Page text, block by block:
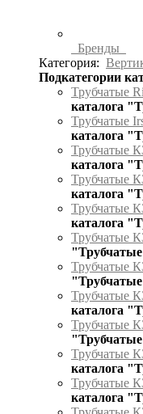
Бренды
Категория:
Подкатегории
Трубчатые
каталога
Трубчатые
каталога
Трубчатые
каталога
Трубчатые
каталога
Трубчатые
каталога
Трубчатые
Трубчатые
Трубчатые
каталога
Трубчатые
Трубчатые
каталога
Трубчатые
каталога